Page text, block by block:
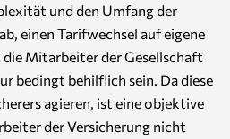
und den Umfang der
einen Tarifwechsel auf eigene
Mitarbeiter der Gesellschaft
bedingt behilflich sein. Da diese
agieren, ist eine objektive
der Versicherung nicht